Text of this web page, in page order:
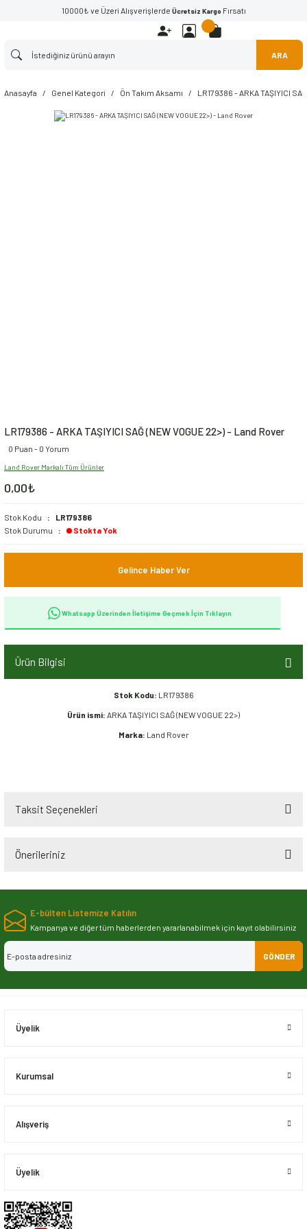
10000₺ ve Üzeri Alışverişlerde Ücretsiz Kargo Fırsatı
ARA
Anasayfa Genel Kategori Ön Takım Aksamı LR179386 - ARKA TAŞIYICI
LR179386 - ARKA TAŞIYICI SAĞ (NEW VOGUE 22>) - Land Rover
0 Puan - 0 Yorum
Land Rover Markalı Tüm Ürünler
0,00₺
Stok Kodu
LR179386
Stok Durumu
Stokta Yok
Gelince Haber Ver
Whatsapp Üzerinden İletişime Geçmek İçin Tıklayın
Ürün Bilgisi
Stok Kodu: LR179386
Ürün ismi: ARKA TAŞIYICI SAĞ (NEW VOGUE 22>)
Marka: Land Rover
Taksit Seçenekleri
Önerileriniz
Bu ürünün fiyat bilgisi, resim, ürün açıklamalarında ve diğer konularda
iletebilirsiniz.
Görüş ve önerileriniz için teşekkür ederiz.
Ürün resmi kalitesiz, bozuk veya görüntülenemiyor.
E-bülten Listemize Katılın
Kampanya ve diğer tüm haberlerden yararlanabilmek için kayıt olabilirsiniz
GÖNDER
Üyelik
Kurumsal
Alışveriş
Üyelik